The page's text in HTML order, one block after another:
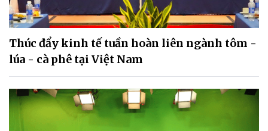
Thúc đẩy kinh tế tuần hoàn liên ngành tôm -
lúa - cà phê tại Việt Nam